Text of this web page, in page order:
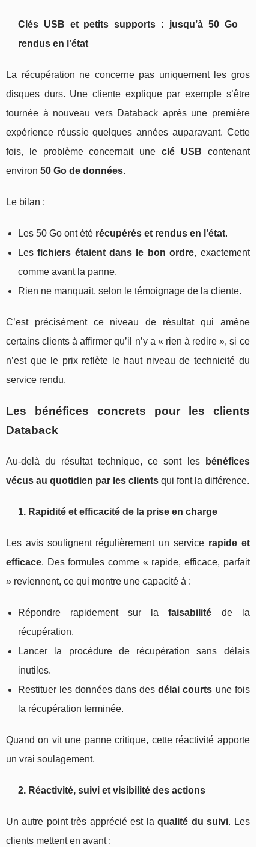
Clés USB et petits supports : jusqu’à 50 Go
rendus en l’état
La récupération ne concerne pas uniquement les gros
disques durs. Une cliente explique par exemple s’être
tournée à nouveau vers Databack après une première
expérience réussie quelques années auparavant. Cette
fois, le problème concernait une clé USB contenant
environ 50 Go de données.
Le bilan :
Les 50 Go ont été récupérés et rendus en l’état.
Lesfichiers étaient dans le bon ordre, exactement
comme avant la panne.
Rien ne manquait, selon le témoignage de la cliente.
C’est précisément ce niveau de résultat qui amène
certains clients à affirmer qu’il n’y a « rien à redire », si ce
n’est que le prix reflète le haut niveau de technicité du
service rendu.
Les bénéfices concrets pour les clients
Databack
Au-delà du résultat technique, ce sont les
bénéfices
vécus au quotidien par les clients qui font la différence.
1. Rapidité et efficacité de la prise en charge
Les avis soulignent régulièrement un service rapide et
efficace. Des formules comme « rapide, efficace, parfait
» reviennent, ce qui montre une capacité à :
Répondre rapidement sur lafaisabilité de la
récupération.
Lancer la procédure de récupération sans délais
inutiles.
Restituer les données dans desdélai courts une fois
la récupération terminée.
Quand on vit une panne critique, cette réactivité apporte
un vrai soulagement.
2. Réactivité, suivi et visibilité des actions
Un autre point très apprécié est laqualité du suivi. Les
clients mettent en avant :